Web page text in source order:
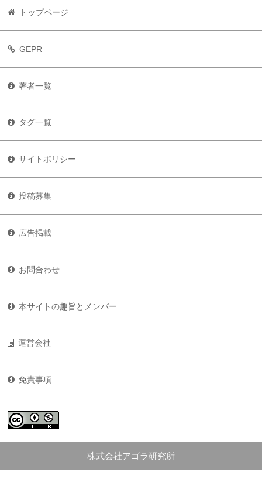
トップページ
GEPR
著者一覧
タグ一覧
サイトポリシー
投稿募集
広告掲載
お問合わせ
本サイトの趣旨とメンバー
運営会社
免責事項
株式会社アゴラ研究所